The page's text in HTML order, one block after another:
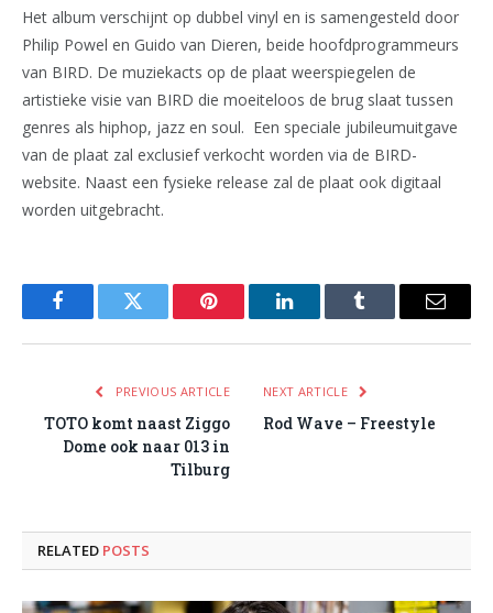
Het album verschijnt op dubbel vinyl en is samengesteld door
Philip Powel en Guido van Dieren, beide hoofdprogrammeurs
van BIRD. De muziekacts op de plaat weerspiegelen de
artistieke visie van BIRD die moeiteloos de brug slaat tussen
genres als hiphop, jazz en soul. Een speciale jubileumuitgave
van de plaat zal exclusief verkocht worden via de BIRD-
website. Naast een fysieke release zal de plaat ook digitaal
worden uitgebracht.
FacebookTwitter Pinterest LinkedInTumblr Email
PREVIOUS ARTICLE
TOTO komt naast Ziggo
Dome ook naar 013 in
Tilburg
NEXT ARTICLE
Rod Wave – Freestyle
RELATED POSTS